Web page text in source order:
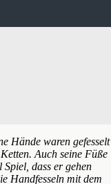
Hände waren gefesselt
Auch seine Füße
dass er gehen
Handfesseln mit dem